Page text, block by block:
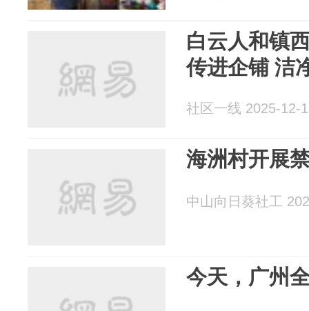
白云人和镇
传进企铺 洁
社区一线 2025-12-
海洲村开展
中山向日葵社工
今天，广州